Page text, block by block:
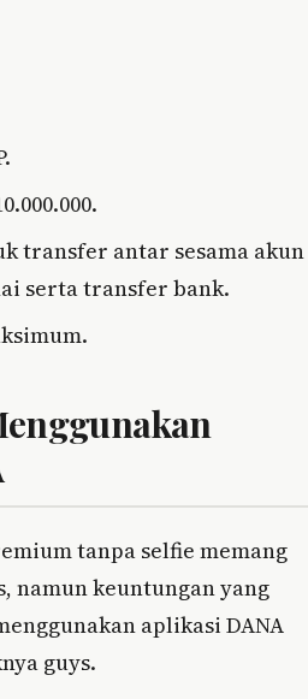
transfer antar sesama akun
serta transfer bank.
tanpa selfie memang
namun keuntungan yang
aplikasi DANA
guys.